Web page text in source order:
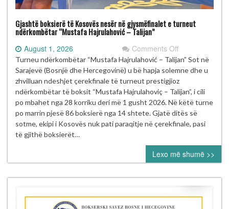
Gjashtë boksierë të Kosovës nesër në gjysmëfinalet e turneut
ndërkombëtar “Mustafa Hajrulahović – Talijan”
August 1, 2026 Comments Offon
Gjashtë
boksierë
të
Kosovës
nesër
në
gjysmëfinalet
turneut
ndërkombëtar
“Mustafa
Hajrulahović
Talijan”
Turneu ndërkombëtar “Mustafa Hajrulahović – Talijan” Sot në
Sarajevë (Bosnjë dhe Hercegovinë) u bë hapja solemne dhe u
zhvilluan ndeshjet çerekfinale të turneut prestigjioz
ndërkombëtar të boksit “Mustafa Hajrulahoviç – Talijan”, i cili
po mbahet nga 28 korriku deri më 1 gusht 2026. Në këtë turne
po marrin pjesë 86 boksierë nga 14 shtete. Gjatë ditës së
sotme, ekipi i Kosovës nuk pati paraqitje në çerekfinale, pasi
të gjithë boksierët…
Lexo më shumë >>